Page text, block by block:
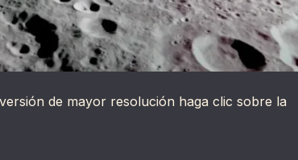
de mayor resolución haga clic sobre la